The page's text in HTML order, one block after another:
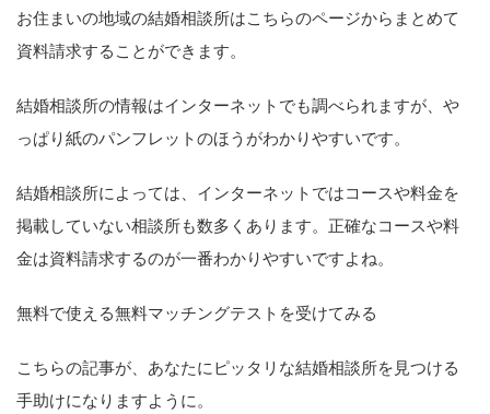
お住まいの地域の結婚相談所はこちらのページからまとめて
資料請求することができます。
結婚相談所の情報はインターネットでも調べられますが、や
っぱり紙のパンフレットのほうがわかりやすいです。
結婚相談所によっては、インターネットではコースや料金を
掲載していない相談所も数多くあります。正確なコースや料
金は資料請求するのが一番わかりやすいですよね。
無料で使える無料マッチングテストを受けてみる
こちらの記事が、あなたにピッタリな結婚相談所を見つける
手助けになりますように。